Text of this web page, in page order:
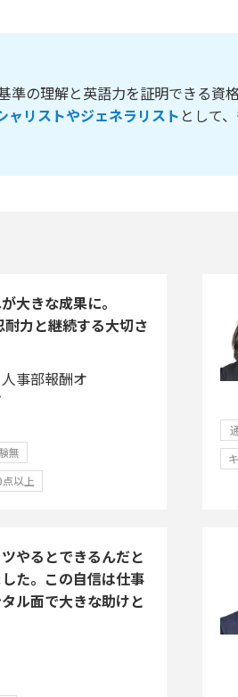
準の理解と英語力を証明できる資格
ャリストやジェネラリスト として、
大きな成果に。
力と継続する大切さ
事部報酬オ
無
以上
やるとできるんだと
た。この自信は仕事
ル面で大きな助けと